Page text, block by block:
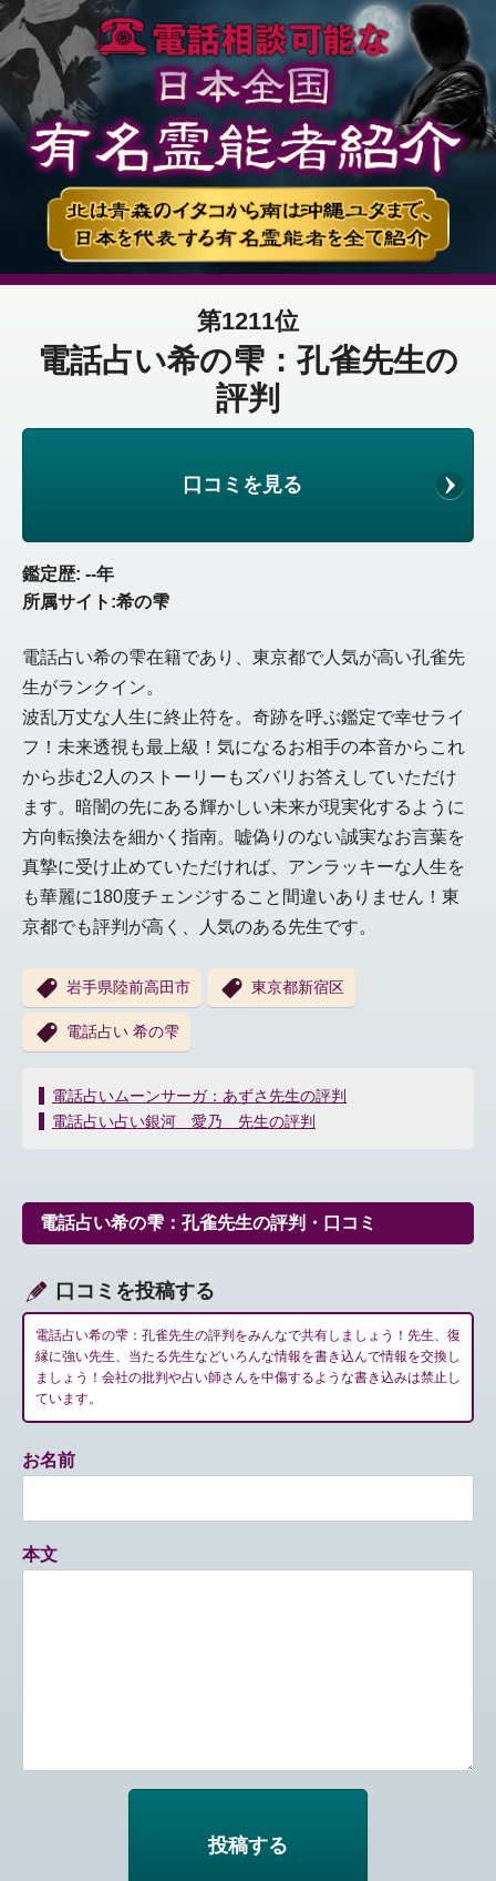
第1211位
電話占い希の雫：孔雀先生の
評判
口コミを見る
鑑定歴: --年
所属サイト:希の雫
電話占い希の雫在籍であり、東京都で人気が高い孔雀先
生がランクイン。
波乱万丈な人生に終止符を。奇跡を呼ぶ鑑定で幸せライ
フ！未来透視も最上級！気になるお相手の本音からこれ
から歩む2人のストーリーもズバリお答えしていただけ
ます。暗闇の先にある輝かしい未来が現実化するように
方向転換法を細かく指南。嘘偽りのない誠実なお言葉を
真摯に受け止めていただければ、アンラッキーな人生を
も華麗に180度チェンジすること間違いありません！東
京都でも評判が高く、人気のある先生です。
岩手県陸前高田市 東京都新宿区
電話占い 希の雫
投
稿
ー
シ
ン
電話占いムーンサーガ：あずさ先生の評判
電話占い占い銀河 愛乃 先生の評判
電話占い希の雫：孔雀先生の評判・口コミ
口コミを投稿する
電話占い希の雫：孔雀先生の評判をみんなで共有しましょう！先生、復
縁に強い先生、当たる先生などいろんな情報を書き込んで情報を交換し
ましょう！会社の批判や占い師さんを中傷するような書き込みは禁止し
ています。
お名前
本文